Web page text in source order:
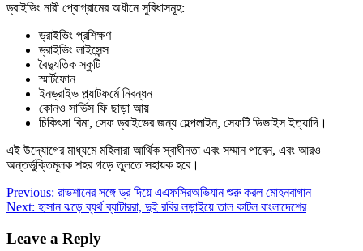
ড্রাইভিং নারী প্রোগ্রামের অধীনে সুবিধাসমূহ:
ড্রাইভিং প্রশিক্ষণ
ড্রাইভিং লাইসেন্স
বৈদ্যুতিক স্কুটি
স্মার্টফোন
ইনড্রাইভ প্ল্যাটফর্মে নিবন্ধন
কোনও সার্ভিস ফি ছাড়া আয়
চিকিৎসা বিমা, সেফ ড্রাইভের জন্য হেল্পলাইন, সেফটি ডিভাইস ইত্যাদি।
এই উদ্যোগের মাধ্যমে মহিলারা আর্থিক স্বাধীনতা এবং সম্মান পাবেন, এবং আরও
অন্তর্ভুক্তিমূলক শহর গড়ে তুলতে সহায়ক হবে।
Post
navigation
Previous: রাভশানের সঙ্গে ড্র দিয়ে এএফসিরঅভিযান শুরু করল মোহনবাগান
Next: হাসান‌ ঝড়ে ব্যর্থ ব্যাটাররা, দুই রবির লড়াইয়ে তাল কাটল বাংলাদেশের
Leave a Reply